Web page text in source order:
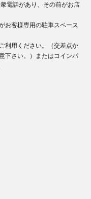
電話があり、その前がお店
お客様専用の駐車スペース
利用ください。（交差点か
下さい。）またはコインパ